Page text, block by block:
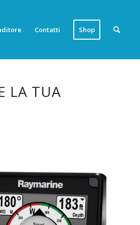
Contatti Shop
LA TUA